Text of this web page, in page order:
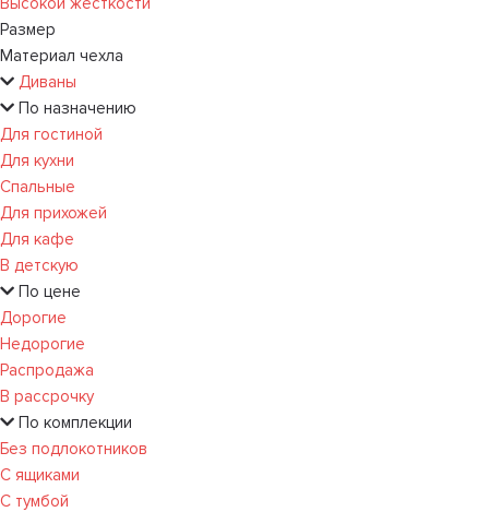
Размер
Материал чехла
Диваны
По назначению
Для гостиной
Для кухни
Спальные
Для прихожей
Для кафе
В детскую
По цене
Дорогие
Недорогие
Распродажа
В рассрочку
По комплекции
Без подлокотников
С ящиками
С тумбой